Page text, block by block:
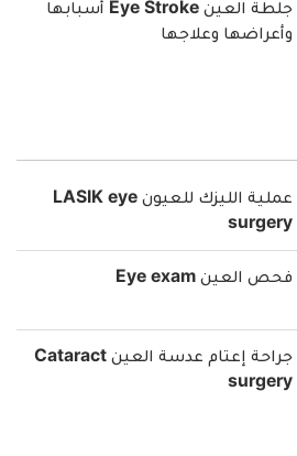
جلطة العين Eye Stroke أسبابها
وأعراضها وعلاجها
عملية الليزك للعيون LASIK eye
surgery
فحص العين Eye exam
جراحة إعتام عدسة العين Cataract
surgery